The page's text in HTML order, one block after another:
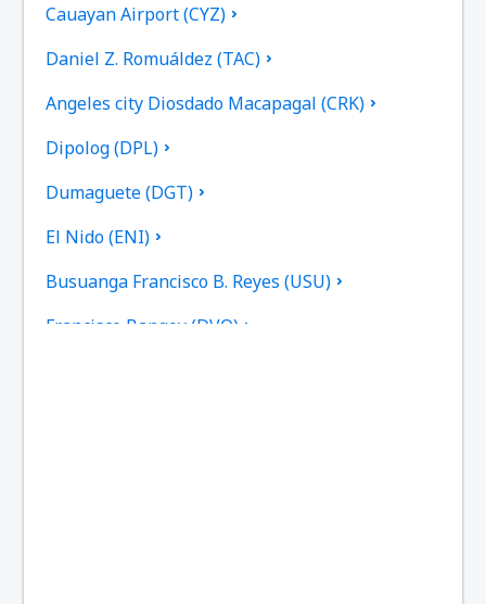
Cauayan Airport (CYZ)
Daniel Z. Romuáldez (TAC)
Angeles city Diosdado Macapagal (CRK)
Dipolog (DPL)
Dumaguete (DGT)
El Nido (ENI)
Busuanga Francisco B. Reyes (USU)
Francisco Bangoy (DVO)